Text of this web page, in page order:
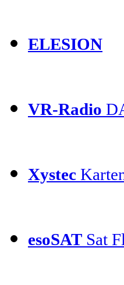
ELESION
VR-Radio
Xystec
esoSAT Sat